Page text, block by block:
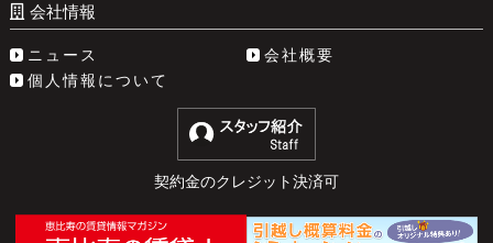
会社情報
ニュース
会社概要
個人情報について
契約金のクレジット決済可